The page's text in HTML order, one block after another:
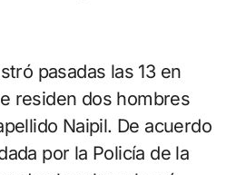
pasadas las 13 en
residen dos hombres
Naipil. De acuerdo
por la Policía de la